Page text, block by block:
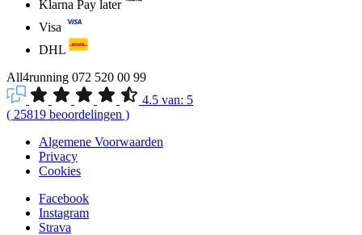
Klarna Pay later
Visa
DHL
All4running 072 520 00 99
4.5 van: 5
( 25819 beoordelingen )
Algemene Voorwaarden
Privacy
Cookies
Facebook
Instagram
Strava